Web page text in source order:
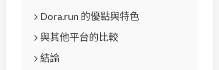
Dora.run 的優點與特色
與其他平台的比較
結論